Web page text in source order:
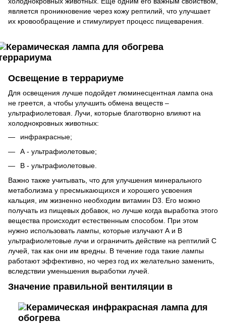
является проникновение через кожу рептилий, что улучшает
их кровообращение и стимулирует процесс пищеварения.
Освещение в террариуме
Для освещения лучше подойдет люминесцентная лампа она
не греется, а чтобы улучшить обмена веществ –
ультрафиолетовая. Лучи, которые благотворно влияют на
холоднокровных животных:
инфракрасные;
А - ультрафиолетовые;
В - ультрафиолетовые.
Важно также учитывать, что для улучшения минерального
метаболизма у пресмыкающихся и хорошего усвоения
кальция, им жизненно необходим витамин D3. Его можно
получать из пищевых добавок, но лучше когда выработка этого
вещества происходит естественным способом. При этом
нужно использовать лампы, которые излучают А и В
ультрафиолетовые лучи и ограничить действие на рептилий С
лучей, так как они им вредны. В течение года такие лампы
работают эффективно, но через год их желательно заменить,
вследствии уменьшения выработки лучей.
Значение правильной вентиляции в